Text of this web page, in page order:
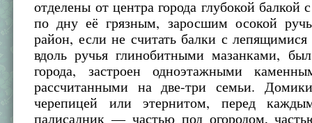
отделены от центра города глубокой
по дну её грязным, заросшим осокой
район, если не считать балки с
вдоль ручья глинобитными мазанками,
города, застроен одноэтажными
рассчитанными на две-три семьи.
черепицей или этернитом, перед
палисадник — частью под огородом,